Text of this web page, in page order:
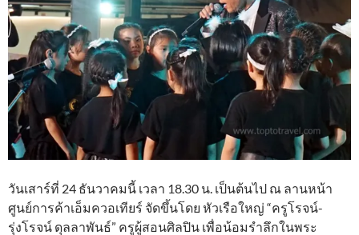
วันเสาร์ที่ 24 ธันวาคมนี้ เวลา 18.30 น. เป็นต้นไป ณ ลานหน้า
ศูนย์การค้าเอ็มควอเทียร์ จัดขึ้นโดย หัวเรือใหญ่ “ครูโรจน์-
รุ่งโรจน์ ดุลลาพันธ์” ครูผู้สอนศิลปิน เพื่อน้อมรำลึกในพระ